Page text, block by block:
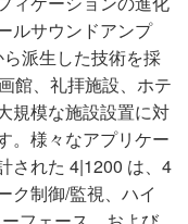
ルサウンドアンプ
派生した技術を採
館、礼拝施設、ホテ
規模な施設設置に対
。様々なアプリケー
された 4|1200 は、4
ク制御/監視、ハイ